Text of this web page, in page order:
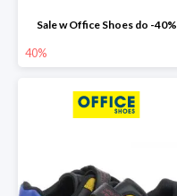
Sale w Office Shoes do -40%
40%